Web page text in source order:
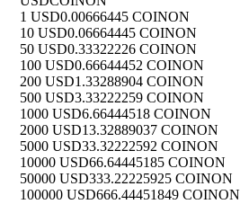
1 USD0.00666445 COINON
10 USD0.06664445 COINON
50 USD0.33322226 COINON
100 USD0.66644452 COINON
200 USD1.33288904 COINON
500 USD3.33222259 COINON
1000 USD6.66444518 COINON
2000 USD13.32889037 COINON
5000 USD33.32222592 COINON
10000 USD66.64445185 COINON
50000 USD333.22225925 COINON
100000 USD666.44451849 COINON